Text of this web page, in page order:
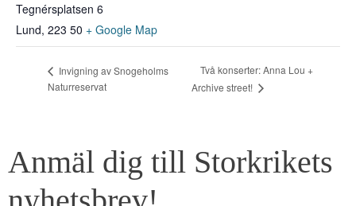
Tegnérsplatsen 6
Lund, 223 50 + Google Map
Invigning av Snogeholms
Naturreservat
Två konserter: Anna Lou +
Archive street!
Anmäl dig till Storkrikets